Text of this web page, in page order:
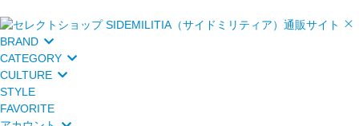
BRAND
CATEGORY
CULTURE
STYLE
FAVORITE